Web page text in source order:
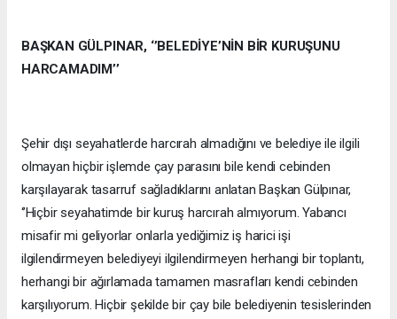
BAŞKAN GÜLPINAR, ‘’BELEDİYE’NİN BİR KURUŞUNU
HARCAMADIM’’
Şehir dışı seyahatlerde harcırah almadığını ve belediye ile ilgili
olmayan hiçbir işlemde çay parasını bile kendi cebinden
karşılayarak tasarruf sağladıklarını anlatan Başkan Gülpınar,
‘’Hiçbir seyahatimde bir kuruş harcırah almıyorum. Yabancı
misafir mi geliyorlar onlarla yediğimiz iş harici işi
ilgilendirmeyen belediyeyi ilgilendirmeyen herhangi bir toplantı,
herhangi bir ağırlamada tamamen masrafları kendi cebinden
karşılıyorum. Hiçbir şekilde bir çay bile belediyenin tesislerinden